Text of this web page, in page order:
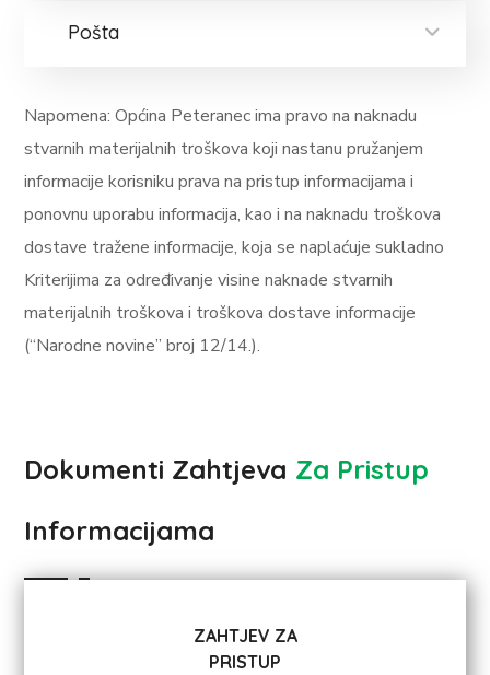
Pošta
Napomena: Općina Peteranec ima pravo na naknadu
stvarnih materijalnih troškova koji nastanu pružanjem
informacije korisniku prava na pristup informacijama i
ponovnu uporabu informacija, kao i na naknadu troškova
dostave tražene informacije, koja se naplaćuje sukladno
Kriterijima za određivanje visine naknade stvarnih
materijalnih troškova i troškova dostave informacije
(“Narodne novine” broj 12/14.).
Dokumenti Zahtjeva Za Pristup
Informacijama
ZAHTJEV ZA
PRISTUP